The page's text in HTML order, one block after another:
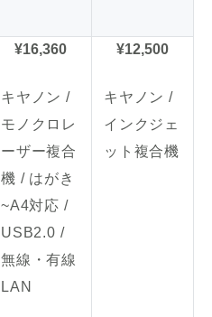
¥16,360
キヤノン /
モノクロレ
ーザー複合
機 / はがき
~A4対応 /
USB2.0 /
無線・有線
LAN
¥12,500
キヤノン /
インクジェ
ット複合機